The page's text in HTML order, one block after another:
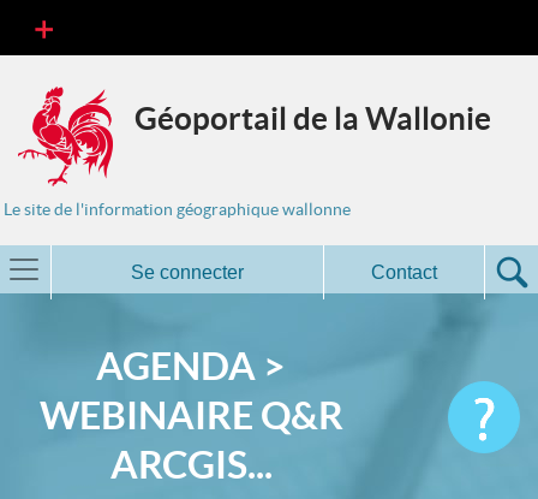
Géoportail de la Wallonie
Le site de l'information géographique wallonne
Se connecter Contact
AGENDA >
WEBINAIRE Q&R
ARCGIS...